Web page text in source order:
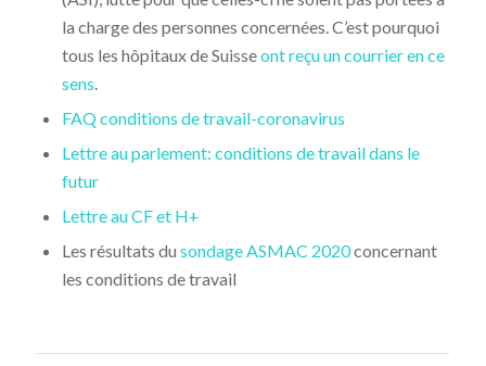
la charge des personnes concernées. C’est pourquoi
tous les hôpitaux de Suisseont reçu un courrier en ce
sens
FAQ conditions de travail-coronavirus
Lettre au parlement: conditions de travail dans le
futur
Lettre au CF et H+
Les résultats du sondage ASMAC 2020concernant
les conditions de travail